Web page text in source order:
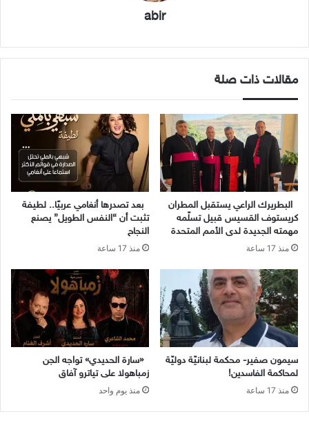
abir
مقالات ذات صلة
البطريرك الراعي يستقبل المطران
كريستوف القسيس قبيل تسلّمه
مهمته الجديدة لدى الأمم المتحدة
منذ 17 ساعة
بعد تصدرها أنغامي عربيًا.. لطيفة
تثبت أن “النفس الطويل” يصنع
النجاح
منذ 17 ساعة
سيمون صفير- محكمة لبنانيّة دوليّة
لمحاكمة الفاسدين!
منذ 17 ساعة
«سارة الحديدي» تواجه الجن
زمباهولا على تياترو آفاق
منذ يوم واحد